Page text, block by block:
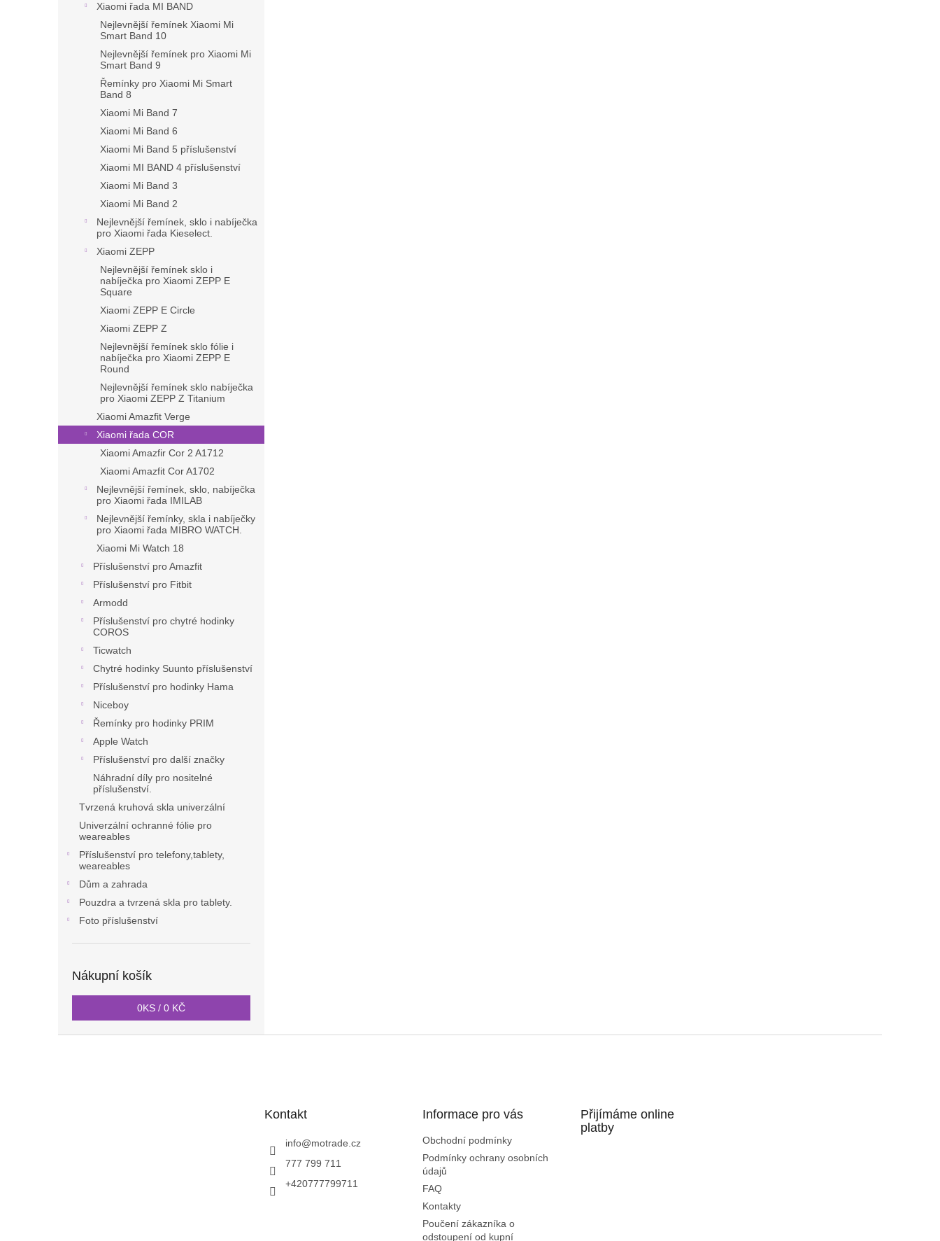
Xiaomi řada MI BAND
Nejlevnější řemínek Xiaomi Mi
Smart Band 10
Nejlevnější řemínek pro Xiaomi Mi
Smart Band 9
Řemínky pro Xiaomi Mi Smart
Band 8
Xiaomi Mi Band 7
Xiaomi Mi Band 6
Xiaomi Mi Band 5 příslušenství
Xiaomi MI BAND 4 příslušenství
Xiaomi Mi Band 3
Xiaomi Mi Band 2
Nejlevnější řemínek, sklo i nabíječka
pro Xiaomi řada Kieselect.
Xiaomi ZEPP
Nejlevnější řemínek sklo i
nabíječka pro Xiaomi ZEPP E
Square
Xiaomi ZEPP E Circle
Xiaomi ZEPP Z
Nejlevnější řemínek sklo fólie i
nabíječka pro Xiaomi ZEPP E
Round
Nejlevnější řemínek sklo nabíječka
pro Xiaomi ZEPP Z Titanium
Xiaomi Amazfit Verge
Xiaomi řada COR
Xiaomi Amazfir Cor 2 A1712
Xiaomi Amazfit Cor A1702
Nejlevnější řemínek, sklo, nabíječka
pro Xiaomi řada IMILAB
Nejlevnější řemínky, skla i nabíječky
pro Xiaomi řada MIBRO WATCH.
Xiaomi Mi Watch 18
Příslušenství pro Amazfit
Příslušenství pro Fitbit
Armodd
Příslušenství pro chytré hodinky
COROS
Ticwatch
Chytré hodinky Suunto příslušenství
Příslušenství pro hodinky Hama
Niceboy
Řemínky pro hodinky PRIM
Apple Watch
Příslušenství pro další značky
Náhradní díly pro nositelné
příslušenství.
Tvrzená kruhová skla univerzální
Univerzální ochranné fólie pro
weareables
Příslušenství pro telefony,tablety,
weareables
Dům a zahrada
Pouzdra a tvrzená skla pro tablety.
Foto příslušenství
Nákupní košík
0KS / 0 KČ
Kontakt
info@motrade.cz
777 799 711
+420777799711
Informace pro vás
Obchodní podmínky
Podmínky ochrany osobních
údajů
FAQ
Kontakty
Poučení zákazníka o
odstoupení od kupní
Přijímáme online
platby